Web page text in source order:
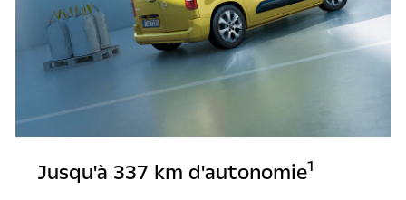
Jusqu'à 337 km d'autonomie1